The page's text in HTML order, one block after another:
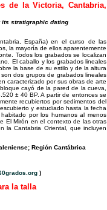
de la Victoria, Cantabria,
its stratigraphic dating
España) en el curso de las
la mayoría de ellos aparentemente
Todos los grabados se localizan
El caballo y los grabados lineales
la base de su estilo y de la altura
dos grupos de grabados lineales
caracterizado por sus obras de arte
cayó de la pared de la cueva,
± 40 BP. A partir de entonces se
recubiertos por sedimentos del
y estudiado hasta la fecha
por los humanos al menos
El Mirón en el contexto de las otras
la Cantabria Oriental, que incluyen
Región Cantábrica
)
la talla